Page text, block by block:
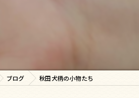
ブログ 秋田犬柄の小物たち